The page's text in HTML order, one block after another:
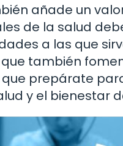
añade un
de la salud
a las que
también
que prepárate
y el bienestar